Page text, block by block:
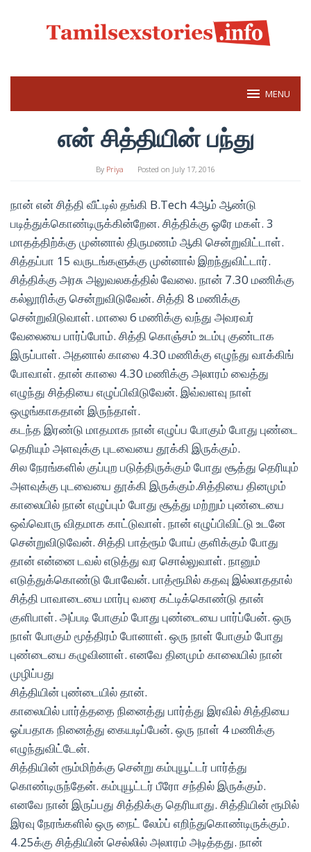
MENU
என் சித்தியின் பந்து
By Priya Posted on July 17, 2016
நான் என் சித்தி வீட்டில் தங்கி B.Tech 4ஆம் ஆண்டு
படித்துக்கொண்டிருக்கின்றேன. சித்திக்கு ஓரே மகள். 3
மாதத்திற்க்கு முன்னால் திருமணம் ஆகி சென்றுவிட்டாள்.
சித்தப்பா 15 வருடங்களுக்கு முன்னால் இறந்துவிட்டார்.
சித்திக்கு அரசு அலுவலகத்தில் வேலை. நான் 7.30 மணிக்கு
கல்லூரிக்கு சென்றுவிடுவேன். சித்தி 8 மணிக்கு
சென்றுவிடுவாள். மாலை 6 மணிக்கு வந்து அவரவர்
வேலையை பார்ப்போம். சித்தி கொஞ்சம் உடம்பு குண்டாக
இருப்பாள். அதனால் காலை 4.30 மணிக்கு எழுந்து வாக்கிங்
போவாள். தான் காலை 4.30 மணிக்கு அலாரம் வைத்து
எழுந்து சித்தியை எழுப்பிவிடுவேன். இவ்வளவு நாள்
ஒழுங்காகதான் இருந்தாள்.
கடந்த இரண்டு மாதமாக நான் எழுப்ப போகும் போது புண்டை
தெரியும் அளவுக்கு புடவையை தூக்கி இருக்கும்.
சில நேரங்களில் குப்புற படுத்திருக்கும் போது சூத்து தெரியும்
அளவுக்கு புடவையை தூக்கி இருக்கும்.சித்தியை தினமும்
காலையில் நான் எழுப்பும் போது சூத்து மற்றும் புண்டையை
ஒவ்வொரு விதமாக காட்டுவாள். நான் எழுப்பிவிட்டு உடனே
சென்றுவிடுவேன். சித்தி பாத்ரூம் போய் குளிக்கும் போது
தான் என்னை டவல் எடுத்து வர சொல்லுவாள். நானும்
எடுத்துக்கொண்டு போவேன். பாத்ரூமில் கதவு இல்லாததால்
சித்தி பாவாடையை மார்பு வரை கட்டிக்கொண்டு தான்
குளிபாள். அப்படி போகும் போது புண்டையை பார்ப்பேன். ஒரு
நாள் போகும் மூத்திரம் போனாள். ஒரு நாள் போகும் போது
புண்டையை கழுவினாள். எனவே தினமும் காலையில் நான்
முழிப்பது
சித்தியின் புண்டையில் தான்.
காலையில் பார்த்ததை நினைத்து பார்த்து இரவில் சித்தியை
ஓப்பதாக நினைத்து கையடிப்பேன். ஒரு நாள் 4 மணிக்கு
எழுந்துவிட்டேன்.
சித்தியின் ரூம்மிற்க்கு சென்று கம்புயூட்டர் பார்த்து
கொண்டிருந்தேன். கம்புயூட்டர் பீரோ சந்தில் இருக்கும்.
எனவே நான் இருப்பது சித்திக்கு தெரியாது. சித்தியின் ரூமில்
இரவு நேரங்களில் ஒரு நைட் லேம்ப் எறிந்துகொண்டிருக்கும்.
4.25க்கு சித்தியின் செல்லில் அலாரம் அடித்தது. நான்